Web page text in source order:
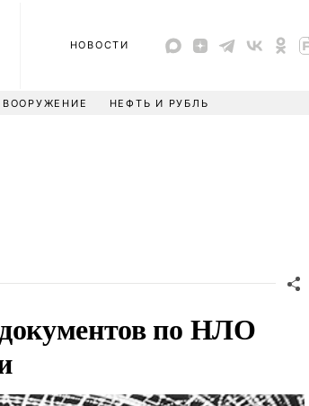
НОВОСТИ
НЕФТЬ И РУБЛЬ
по НЛО